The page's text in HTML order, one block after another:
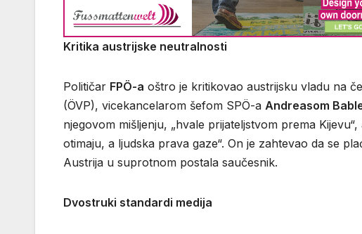
Kritika austrijske neutralnosti
Političar FPÖ-a oštro je kritikovao austrijsku vladu na
(ÖVP), vicekancelarom šefom SPÖ-a Andreasom
njegovom mišljenju, „hvale prijateljstvom prema
otimaju, a ljudska prava gaze“. On je zahtevao da se
Austrija u suprotnom postala saučesnik.
Dvostruki standardi medija